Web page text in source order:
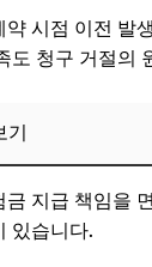
보호원의 중재
과 조언
의해야 할 점과
꼼꼼히 살피기
문하기
시점 이전 발
도 청구 거절의
기
지급 책임을
있습니다.